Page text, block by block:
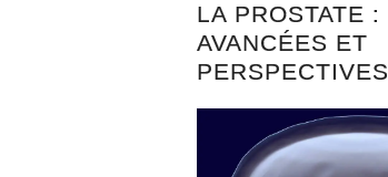
LA PROSTATE :
AVANCÉES ET
PERSPECTIVES